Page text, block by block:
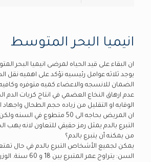
انيميا البحر المتوسط
ان البقاء على قيد الحياه لمرضى انيميا البحر
يوجد ثلاثه عوامل رئيسيه تؤكد على اهميه نقل
الضمان للانسجه والاعضاء كميه متوفره
عدم ارهاق النخاع العضمي في انتاج كريات
الوقايه او التقليل من زياده حجم الطحال
ان المريض بحاجه الى 50
التبرع بالدم يمثل رمز حقيقي للتعاون لانه
من يمكنه أن يتبرع بالدم؟
يمكن لجميع الأشخاص التبرع بالدم في حال
السن: يتراوح عمر المتبرع بين 18 و 60